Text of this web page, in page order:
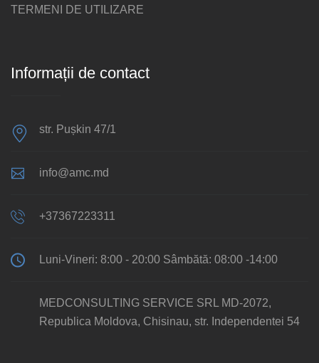
TERMENI DE UTILIZARE
Informații de contact
str. Pușkin 47/1
info@amc.md
+37367223311
Luni-Vineri: 8:00 - 20:00 Sâmbătă: 08:00 -14:00
MEDCONSULTING SERVICE SRL MD-2072,
Republica Moldova, Chisinau, str. Independentei 54